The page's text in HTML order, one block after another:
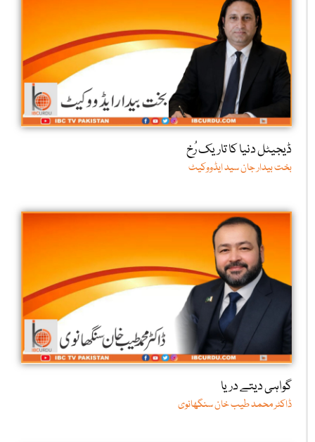
ڈیجیٹل دنیا کا تاریک رُخ
بخت بیدار جان سید ایڈووکیٹ
گواہی دیتے دریا
ڈاکٹر محمد طیب خان سنگھانوی